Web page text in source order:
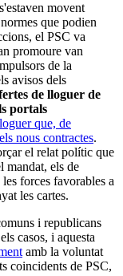
movent
que podien
el PSC va
promoure van
de la
avisos dels
de lloguer de
portals
que, de
nous contractes.
el relat polític que
mandat, els de
forces favorables a
les cartes.
i republicans
casos, i aquesta
amb la voluntat
coincidents de PSC,